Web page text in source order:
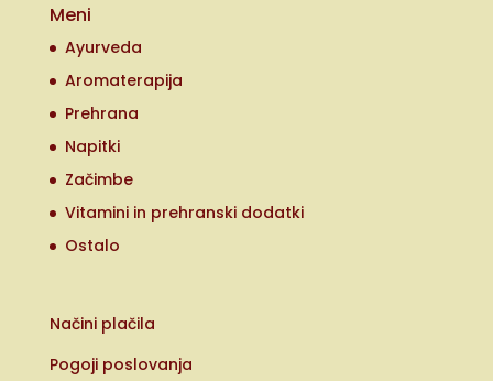
Meni
Ayurveda
Aromaterapija
Prehrana
Napitki
Začimbe
Vitamini in prehranski dodatki
Ostalo
Načini plačila
Pogoji poslovanja